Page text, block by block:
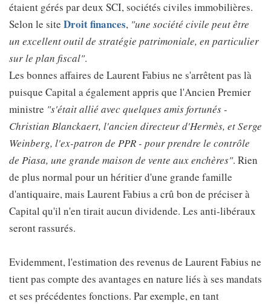
étaient gérés par deux SCI, sociétés civiles immobilières.
Selon le site Droit finances, "une société civile peut être
un excellent outil de stratégie patrimoniale, en particulier
sur le plan fiscal".
Les bonnes affaires de Laurent Fabius ne s'arrêtent pas là
puisque Capital a également appris que l'Ancien Premier
ministre "s'était allié avec quelques amis fortunés -
Christian Blanckaert, l'ancien directeur d'Hermès, et Serge
Weinberg, l'ex-patron de PPR - pour prendre le contrôle
de Piasa, une grande maison de vente aux enchères". Rien
de plus normal pour un héritier d'une grande famille
d'antiquaire, mais Laurent Fabius a crû bon de préciser à
Capital qu'il n'en tirait aucun dividende. Les anti-libéraux
seront rassurés.
Evidemment, l'estimation des revenus de Laurent Fabius ne
tient pas compte des avantages en nature liés à ses mandats
et ses précédentes fonctions. Par exemple, en tant